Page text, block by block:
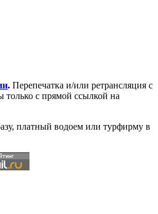
. Перепечатка и/или ретрансляция с
только с прямой ссылкой на
платный водоем или турфирму в